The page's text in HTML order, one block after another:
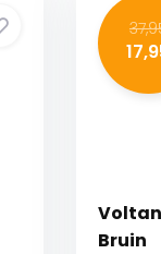
Bruin